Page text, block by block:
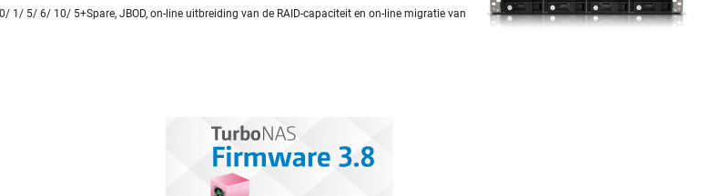
1/ 5/ 6/ 10/ 5+Spare, JBOD, on-line uitbreiding van de RAID-capaciteit en on-line migratie van